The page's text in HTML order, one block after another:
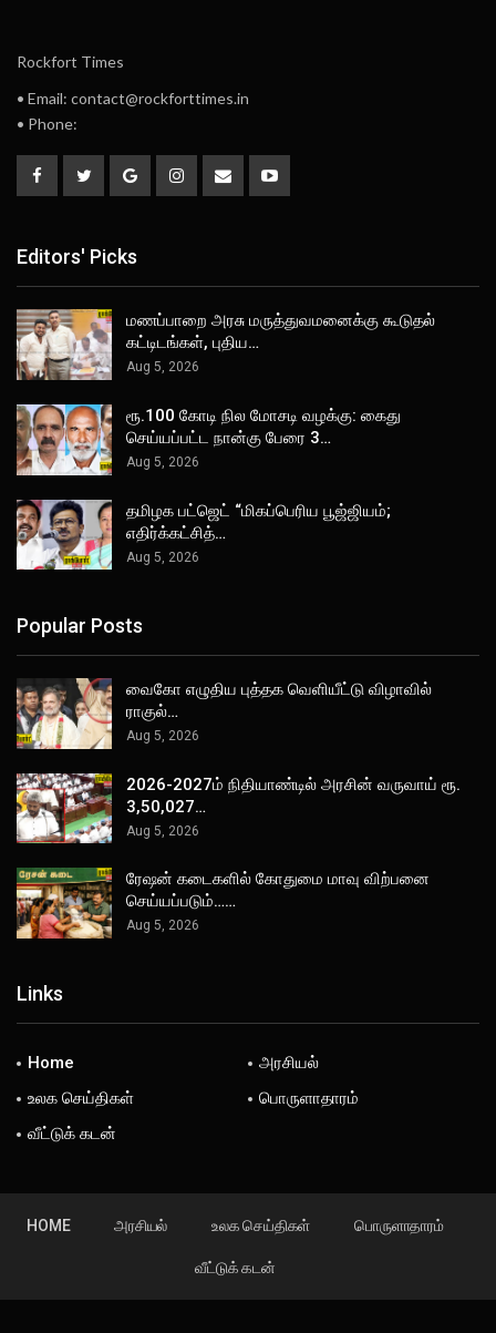
Rockfort Times
• Email: contact@rockforttimes.in
• Phone:
Editors' Picks
மணப்பாறை அரசு மருத்துவமனைக்கு கூடுதல்
கட்டிடங்கள், புதிய…
Aug 5, 2026
ரூ.100 கோடி நில மோசடி வழக்கு: கைது
செய்யப்பட்ட நான்கு பேரை 3…
Aug 5, 2026
தமிழக பட்ஜெட் “மிகப்பெரிய பூஜ்ஜியம்;
எதிர்க்கட்சித்…
Aug 5, 2026
Popular Posts
வைகோ எழுதிய புத்தக வெளியீட்டு விழாவில்
ராகுல்…
Aug 5, 2026
2026-2027ம் நிதியாண்டில் அரசின் வருவாய் ரூ.
3,50,027…
Aug 5, 2026
ரேஷன் கடைகளில் கோதுமை மாவு விற்பனை
செய்யப்படும்……
Aug 5, 2026
Links
Home
அரசியல்
உலக செய்திகள்
பொருளாதாரம்
வீட்டுக் கடன்
HOME அரசியல் உலக செய்திகள் பொருளாதாரம்
வீட்டுக் கடன்